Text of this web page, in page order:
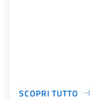
SCOPRI TUTTO